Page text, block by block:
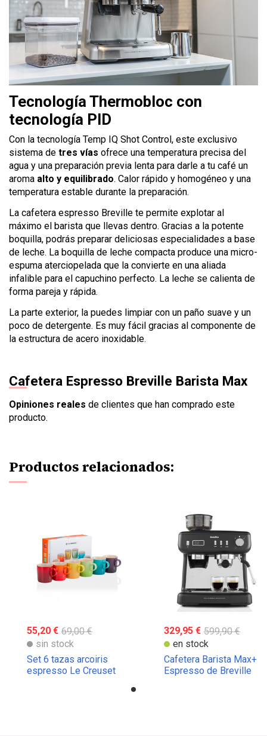
Tecnología Thermobloc con
tecnología PID
Con la tecnología Temp IQ Shot Control, este exclusivo
sistema de tres vías ofrece una temperatura precisa del
agua y una preparación previa lenta para darle a tu café un
aroma alto y equilibrado. Calor rápido y homogéneo y una
temperatura estable durante la preparación.
La cafetera espresso Breville te permite explotar al
máximo el barista que llevas dentro. Gracias a la potente
boquilla, podrás preparar deliciosas especialidades a base
de leche. La boquilla de leche compacta produce una micro-
espuma aterciopelada que la convierte en una aliada
infalible para el capuchino perfecto. La leche se calienta de
forma pareja y rápida.
La parte exterior, la puedes limpiar con un paño suave y un
poco de detergente. Es muy fácil gracias al componente de
la estructura de acero inoxidable.
Cafetera Espresso Breville Barista Max
Opiniones reales de clientes que han comprado este
producto.
Productos relacionados:
55,20 € 69,00 €
sin stock
Set 6 tazas arcoiris
espresso Le Creuset
329,95 € 599,90 €
en stock
Cafetera Barista Max+
Espresso de Breville